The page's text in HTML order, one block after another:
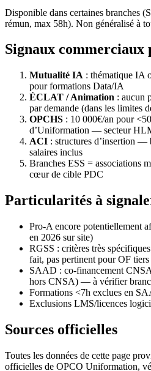
Disponible dans certaines branches
rémun, max 58h). Non généralisé à
Signaux commerciaux
Mutualité IA : thématique IA
pour formations Data/IA
ÉCLAT / Animation : aucun
par demande (dans les limites
OPCHS : 10 000€/an pour
d’Uniformation — secteur
ACI : structures d’insertion —
salaires inclus
Branches ESS = associations
cœur de cible PDC
Particularités à
Pro-A encore potentiellement
en 2026 sur site)
RGSS : critères très
fait, pas pertinent pour OF tiers
SAAD : co-financement
hors CNSA) — à vérifier
Formations <7h exclues en
Exclusions LMS/licences
Sources officielles
Toutes les données de cette page
officielles de OPCO Uniformation,